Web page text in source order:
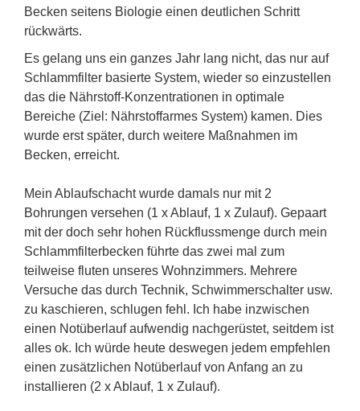
Becken seitens Biologie einen deutlichen Schritt
rückwärts.
Es gelang uns ein ganzes Jahr lang nicht, das nur auf
Schlammfilter basierte System, wieder so einzustellen
das die Nährstoff-Konzentrationen in optimale
Bereiche (Ziel: Nährstoffarmes System) kamen. Dies
wurde erst später, durch weitere Maßnahmen im
Becken, erreicht.
Mein Ablaufschacht wurde damals nur mit 2
Bohrungen versehen (1 x Ablauf, 1 x Zulauf). Gepaart
mit der doch sehr hohen Rückflussmenge durch mein
Schlammfilterbecken führte das zwei mal zum
teilweise fluten unseres Wohnzimmers. Mehrere
Versuche das durch Technik, Schwimmerschalter usw.
zu kaschieren, schlugen fehl. Ich habe inzwischen
einen Notüberlauf aufwendig nachgerüstet, seitdem ist
alles ok. Ich würde heute deswegen jedem empfehlen
einen zusätzlichen Notüberlauf von Anfang an zu
installieren (2 x Ablauf, 1 x Zulauf).